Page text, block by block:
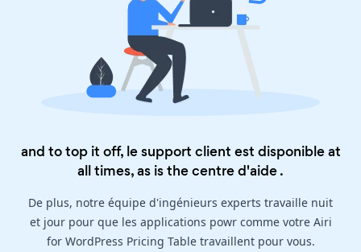
and to top it off, le support client est disponible at
all times, as is thecentre d'aide.
De plus, notre équipe d'ingénieurs experts travaille nuit
et jour pour que les applications powr comme votre Airi
for WordPress Pricing Table travaillent pour vous.